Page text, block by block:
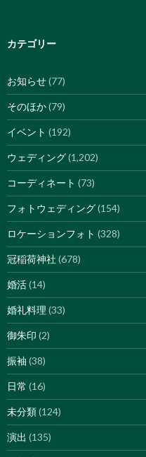
カテゴリー
お知らせ(77)
そのほか(79)
イベント (192)
ウェディング(1,202)
コーディネート (73)
フォトウェディング(154)
ロケーションフォト (328)
冠稲荷神社 (678)
婚活(14)
婚礼料理 (33)
御朱印 (2)
振袖 (38)
日常 (16)
未分類(124)
演出 (135)